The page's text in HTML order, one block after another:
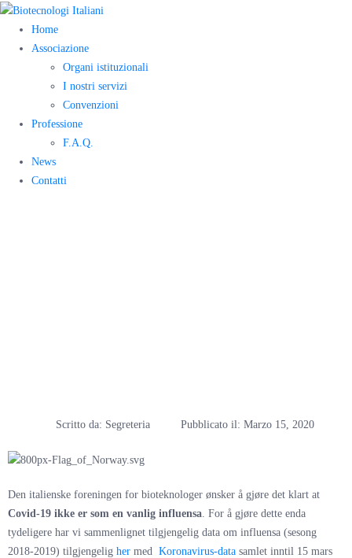
Home
Associazione
Organi istituzionali
I nostri servizi
Convenzioni
Professione
F.A.Q.
News
Contatti
Scritto da: Segreteria Pubblicato il: Marzo 15, 2020
Den italienske foreningen for bioteknologer ønsker å gjøre det klart at
Covid-19 ikke er som en vanlig influensa . For å gjøre dette enda
tydeligere har vi sammenlignet tilgjengelig data om influensa (sesong
2018-2019) tilgjengelig her med Koronavirus-data samlet inntil 15 mars